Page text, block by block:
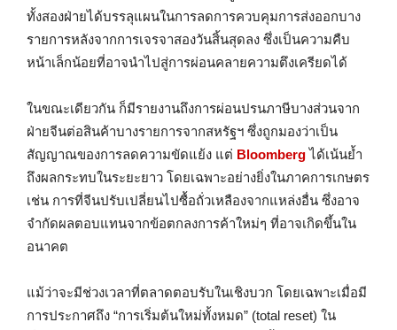
ทั้งสองฝ่ายได้บรรลุแผนในการลดการควบคุมการส่งออกบาง
รายการหลังจากการเจรจาสองวันสิ้นสุดลง ซึ่งเป็นความคืบ
หน้าเล็กน้อยที่อาจนำไปสู่การผ่อนคลายความตึงเครียดได้
ในขณะเดียวกัน ก็มีรายงานถึงการผ่อนปรนภาษีบางส่วนจาก
ฝ่ายจีนต่อสินค้าบางรายการจากสหรัฐฯ ซึ่งถูกมองว่าเป็น
สัญญาณของการลดความขัดแย้ง แต่ Bloombergได้เน้นย้ำ
ถึงผลกระทบในระยะยาว โดยเฉพาะอย่างยิ่งในภาคการเกษตร
เช่น การที่จีนปรับเปลี่ยนไปซื้อถั่วเหลืองจากแหล่งอื่น ซึ่งอาจ
จำกัดผลตอบแทนจากข้อตกลงการค้าใหม่ๆ ที่อาจเกิดขึ้นใน
อนาคต
แม้ว่าจะมีช่วงเวลาที่ตลาดตอบรับในเชิงบวก โดยเฉพาะเมื่อมี
การประกาศถึง “การเริ่มต้นใหม่ทั้งหมด” (total reset) ใน